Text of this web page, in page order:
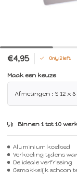
€4,95 Only 2 left
Maak een keuze
Afmetingen : S 12 x 8
Binnen 1 tot 10
Aluminium koelbed
Verkoeling tijdens
De ideale verfrissing
Gemakkelijk schoon